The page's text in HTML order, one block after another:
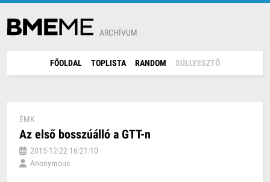
ARCHÍVUM
FŐOLDAL TOPLISTA RANDOM SÜLLYESZTŐ
ÉMK
Az első bosszúálló a GTT-n
2015-12-22 16:21:10
Anonymous